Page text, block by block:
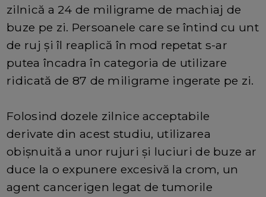
zilnică a 24 de miligrame de machiaj de
buze pe zi. Persoanele care se întind cu unt
de ruj și îl reaplică în mod repetat s-ar
putea încadra în categoria de utilizare
ridicată de 87 de miligrame ingerate pe zi.
Folosind dozele zilnice acceptabile
derivate din acest studiu, utilizarea
obișnuită a unor rujuri și luciuri de buze ar
duce la o expunere excesivă la crom, un
agent cancerigen legat de tumorile